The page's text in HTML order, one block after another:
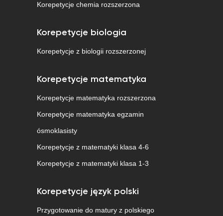
Korepetycje chemia rozszerzona
Korepetycje biologia
Korepetycje z biologii rozszerzonej
Korepetycje matematyka
Korepetycje matematyka rozszerzona
Korepetycje matematyka egzamin
ósmoklasisty
Korepetycje z matematyki klasa 4-6
Korepetycje z matematyki klasa 1-3
Korepetycje język polski
Przygotowanie do matury z polskiego